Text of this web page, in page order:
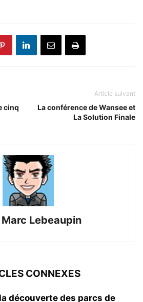
cinq
Article suivant
La conférence de Wansee et
La Solution Finale
Lebeaupin
CONNEXES
découverte des parcs de